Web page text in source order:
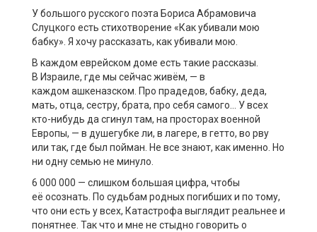
У большого русского поэта Бориса Абрамовича
Слуцкого есть стихотворение «Как убивали мою
бабку». Я хочу рассказать, как убивали мою.
В каждом еврейском доме есть такие рассказы.
В Израиле, где мы сейчас живём, — в
каждом ашкеназском. Про прадедов, бабку, деда,
мать, отца, сестру, брата, про себя самого… У всех
кто-нибудь да сгинул там, на просторах военной
Европы, — в душегубке ли, в лагере, в гетто, во рву
или так, где был пойман. Не все знают, как именно. Но
ни одну семью не минуло.
6 000 000 — слишком большая цифра, чтобы
её осознать. По судьбам родных погибших и по тому,
что они есть у всех, Катастрофа выглядит реальнее и
понятнее. Так что и мне не стыдно говорить о